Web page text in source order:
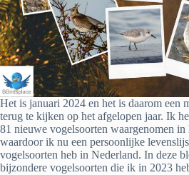
Het is januari 2024 en het is daarom een
terug te kijken op het afgelopen jaar. Ik
81 nieuwe vogelsoorten waargenomen in
waardoor ik nu een persoonlijke
vogelsoorten heb in Nederland. In deze
bijzondere vogelsoorten die ik in 2023